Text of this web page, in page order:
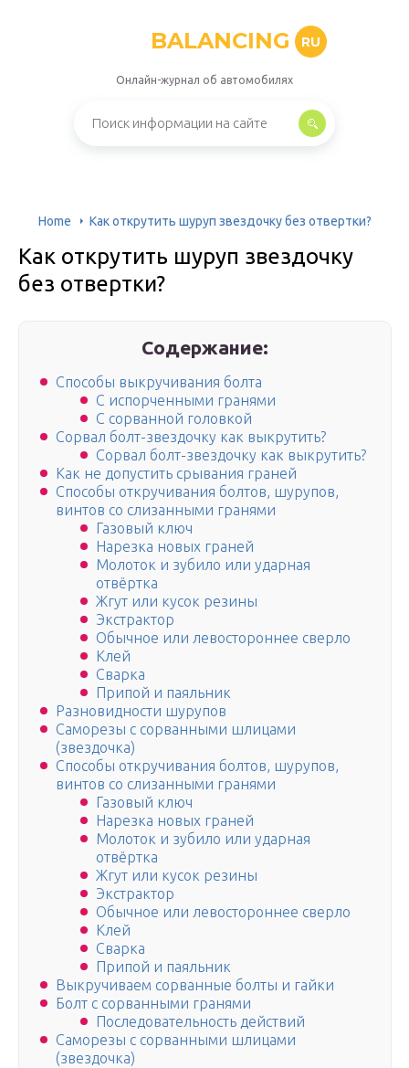
BALANCING RU
Онлайн-журнал об автомобилях
Home Как открутить шуруп звездочку без отвертки?
Как открутить шуруп звездочку
без отвертки?
Содержание:
Способы выкручивания болта
С испорченными гранями
С сорванной головкой
Сорвал болт-звездочку как выкрутить?
Сорвал болт-звездочку как выкрутить?
Как не допустить срывания граней
Способы откручивания болтов, шурупов,
винтов со слизанными гранями
Газовый ключ
Нарезка новых граней
Молоток и зубило или ударная
отвёртка
Жгут или кусок резины
Экстрактор
Обычное или левостороннее сверло
Клей
Сварка
Припой и паяльник
Разновидности шурупов
Саморезы с сорванными шлицами
(звездочка)
Способы откручивания болтов, шурупов,
винтов со слизанными гранями
Газовый ключ
Нарезка новых граней
Молоток и зубило или ударная
отвёртка
Жгут или кусок резины
Экстрактор
Обычное или левостороннее сверло
Клей
Сварка
Припой и паяльник
Выкручиваем сорванные болты и гайки
Болт с сорванными гранями
Последовательность действий
Саморезы с сорванными шлицами
(звездочка)